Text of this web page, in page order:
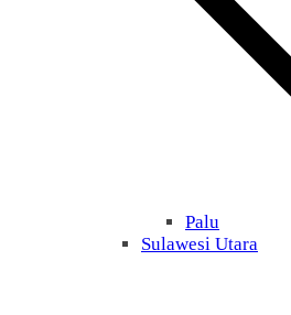
Palu
Sulawesi Utara